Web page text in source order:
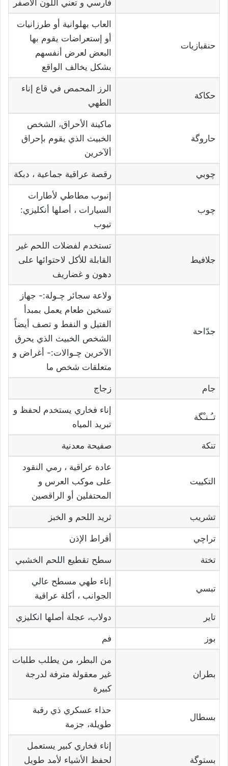
فارسي و تعني اللون الأصفر
حنقبازيات
العاب بهلوانية أو طرزانيات
أو إستعراضات يقوم بها
البعض لعرض أنفسهم
بشكل يخالف الواقع
حكاكة
الرز المحمص في قاع إناء
الطهي
حاروگة
ماكينة الأحراق، الشخص
الخبيث الذي يقوم بإحراق
ألآخرين
چوبي رقصة عراقية جماعية ، دبكة
چوب
إنبوب مطاطي لأطارات
السيارات ، أصلها أنكليزي:
تيوب
جلافيط
تستخدم لفضلات اللحم غير
القابلة للأكل لاحتوائها على
دهون و غضاريف
جدّاحة
ولاعة سجائر چـولة:- جهاز
تسخين طعام يعمل بمبدأ
الفتيل و النفط و تصف أيضاً
الشخص الخبيث الذي يحرق
الآخرين چـوالات:- أغراض و
متعلقات شخص ما
جام زجاج
تـُـنـْگة
إناء فخاري يستخدم لحفظ و
تبريد المياه
تنكة صفيحة معدنية
التكييت
عادة عراقية ، رمي النقود
على موكب العرس و
المحتفلين أو الراقصين
تشريب ثريد اللحم و الخبز
تراچي أقراط الإذن
تختة سطح تقطيع اللحم الخشبي
تبسي
إناء طهي مسطح عالي
الجوانب ، أكلة عراقية
تاير دولاب، عجلة أصلها انكليزي
بوز فم
بطران
من البطر، من يطلب طلبات
غير معقولة مترفة لدرجة
كبيرة
بسطال
حذاء عسكري ذي رقبة
طويلة، جزمة
بستوگة
إناء فخاري كبير يستعمل
لحفظ الأشياء لأمد طويل